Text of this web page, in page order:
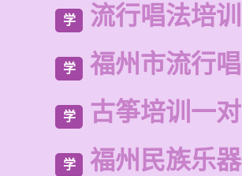
学 流行唱法培
学 福州市流行
学 古筝培训一
学 福州民族乐